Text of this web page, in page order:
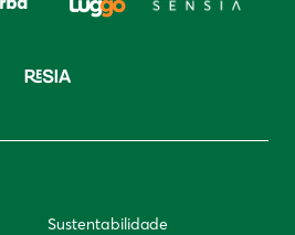
Sustentabilidade